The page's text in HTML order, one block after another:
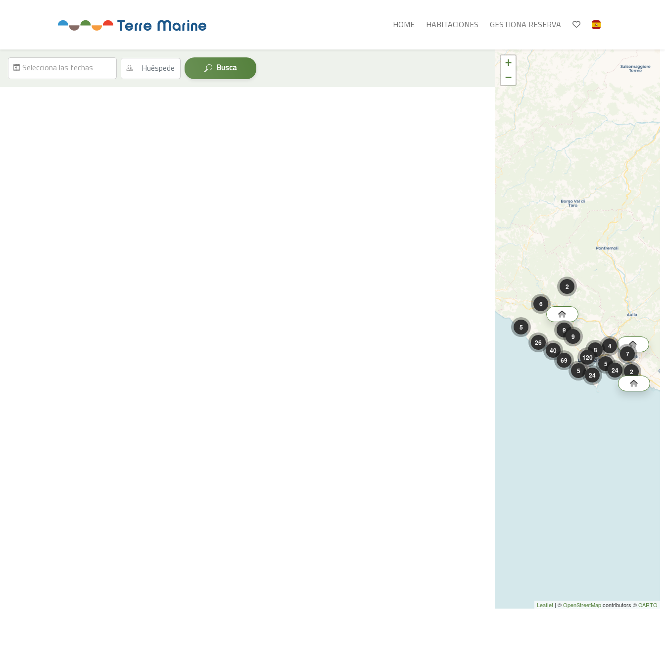
HOME HABITACIONES GESTIONA RESERVA
Selecciona las fechas Busca
6
2
8 4
2
7
5
24
9
9
5
26
5
120
24
40
69
+
−
Leaflet | ©OpenStreetMapcontributors ©CARTO